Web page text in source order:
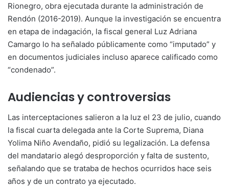
Rionegro, obra ejecutada durante la administración de
Rendón (2016-2019). Aunque la investigación se encuentra
en etapa de indagación, la fiscal general Luz Adriana
Camargo lo ha señalado públicamente como “imputado” y
en documentos judiciales incluso aparece calificado como
“condenado”.
Audiencias y controversias
Las interceptaciones salieron a la luz el 23 de julio, cuando
la fiscal cuarta delegada ante la Corte Suprema, Diana
Yolima Niño Avendaño, pidió su legalización. La defensa
del mandatario alegó desproporción y falta de sustento,
señalando que se trataba de hechos ocurridos hace seis
años y de un contrato ya ejecutado.